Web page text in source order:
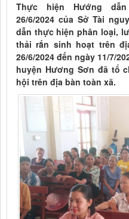
Thực hiện Hướng dẫn
26/6/2024 của Sở Tài
dẫn thực hiện phân loại,
thải rắn sinh hoạt trên
26/6/2024 đến ngày 11/7/
huyện Hương Sơn đã tổ
hội trên địa bàn toàn xã.